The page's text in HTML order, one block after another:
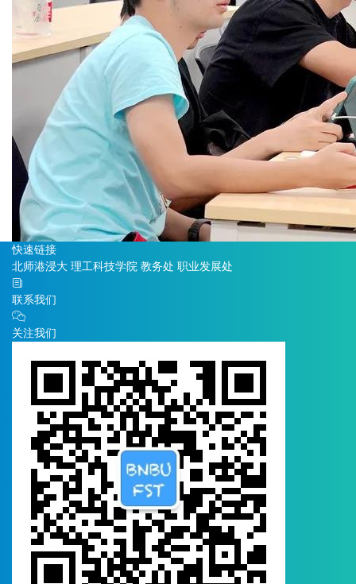
快速链接
北师港浸大 理工科技学院 教务处 职业发展处
联系我们
关注我们